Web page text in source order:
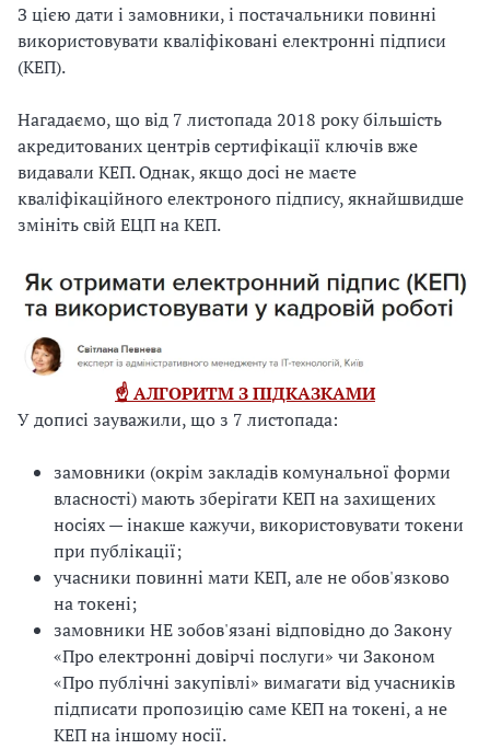
З цією дати і замовники, і постачальники повинні
використовувати кваліфіковані електронні підписи
(КЕП).
Нагадаємо, що від 7 листопада 2018 року більшість
акредитованих центрів сертифікації ключів вже
видавали КЕП. Однак, якщо досі не маєте
кваліфікаційного електроного підпису, якнайшвидше
змініть свій ЕЦП на КЕП.
☝️ АЛГОРИТМ З ПІДКАЗКАМИ
У дописі зауважили, що з 7 листопада:
замовники (окрім закладів комунальної форми
власності) мають зберігати КЕП на захищених
носіях — інакше кажучи, використовувати токени
при публікації;
учасники повинні мати КЕП, але не обов'язково
на токені;
замовники НЕ зобов'язані відповідно до Закону
«Про електронні довірчі послуги» чи Законом
«Про публічні закупівлі» вимагати від учасників
підписати пропозицію саме КЕП на токені, а не
КЕП на іншому носії.